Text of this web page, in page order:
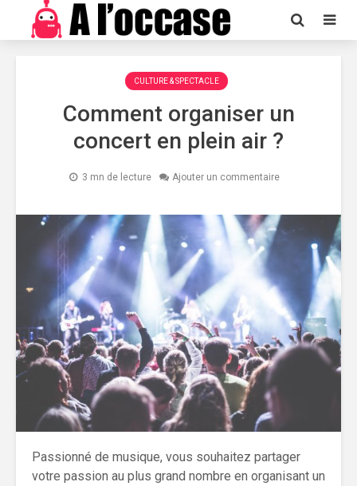
CULTURE & SPECTACLE
Comment organiser un
concert en plein air ?
3 mn de lecture Ajouter un commentaire
Passionné de musique, vous souhaitez partager
votre passion au plus grand nombre en organisant un